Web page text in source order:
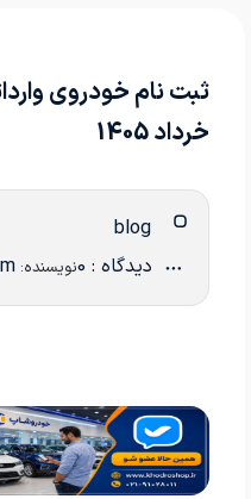
ثبت نام خودروی
خرداد 1405
دیدگاه : 0 نویسنده: